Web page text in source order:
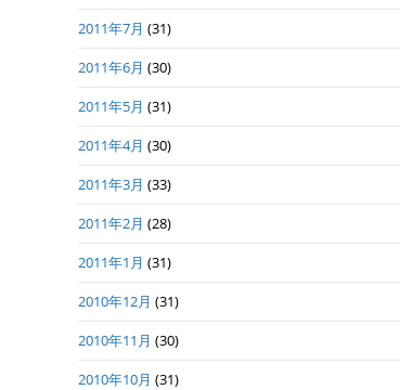
2011年7月 (31)
2011年6月 (30)
2011年5月 (31)
2011年4月 (30)
2011年3月 (33)
2011年2月 (28)
2011年1月 (31)
2010年12月 (31)
2010年11月 (30)
2010年10月 (31)